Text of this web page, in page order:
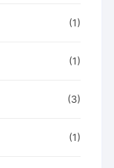
(1)
(1)
(3)
(1)